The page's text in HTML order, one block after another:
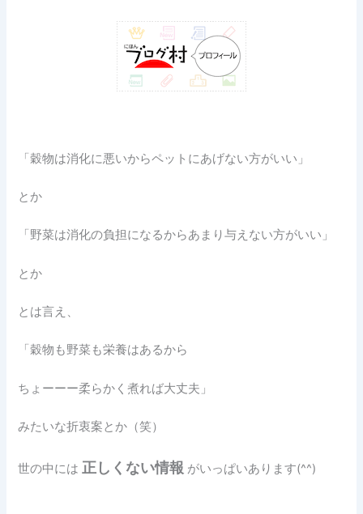
「穀物は消化に悪いからペットにあげない方がいい」
とか
「野菜は消化の負担になるからあまり与えない方がいい」
とか
とは言え、
「穀物も野菜も栄養はあるから
ちょーーー柔らかく煮れば大丈夫」
みたいな折衷案とか（笑）
世の中には正しくない情報 がいっぱいあります(^^)